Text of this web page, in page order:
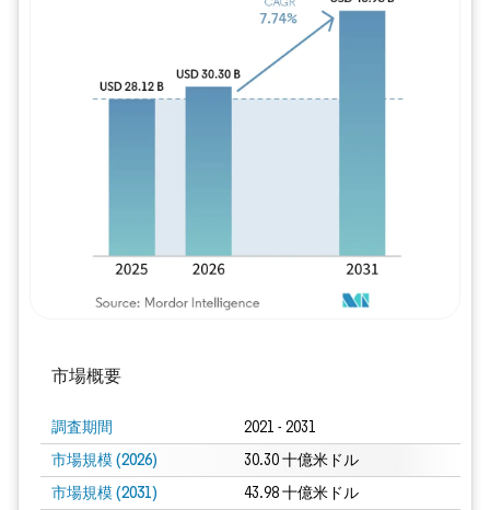
市場概要
調査期間 2021 - 2031
市場規模 (2026) 30.30 十億米ドル
市場規模 (2031) 43.98 十億米ドル